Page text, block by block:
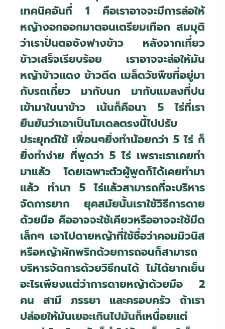
เทคนิคอันที่ 1 คือเราอาจจะมีการล่อให้
หญ้างอกออกมาตอนเตรียมเทือก สมมุติ
ว่าเราปั่นตอซังฟางข้าว หลังจากเกี่ยว
ข้าวเสร็จเรียบร้อย เราอาจจะล่อให้มัน
หญ้าข้าวแดง ข้าวดีด เมล็ดวัชพืชที่อยู่มา
กับรถเกี่ยว มากับนก มากับแมลงที่ปน
เข้ามาในนาข้าว เน้นก็คือนา 5 ไร่ที่เรา
ยืนยันว่าเอาเป็นโมเดลตรงนี้ไปปรับ
ประยุกต์ใช้ เพื่อนๆยิ่งทำน้อยกว่า 5 ไร่ ก็
ยิ่งทำง่าย ที่พูดว่า 5 ไร่ เพราะเราเคยทำ
มาแล้ว โดยเฉพาะตัวผู้พูดก็ได้เคยทำมา
แล้ว ทำนา 5 ไร่แล้วสามารถที่จะบริหาร
จัดการยาก ยุคสมัยนั้นเราใช้วิธีการดาย
ด้วยมือ คืออาจจะใช้เคียวหรืออาจจะใช้มีด
เล็กๆ เอาไปดายหญ้าที่ใช้ชื่อว่าคอมมิวนิส
หรือหญ้าผักพริกด้วยการถอนก็สามารถ
บริหารจัดการด้วยวิธีกนได้ ไม่ได้ยากเย็น
อะไรเพียงแต่ว่าการดายหญ้าด้วยมือ 2
คน สามี ภรรยา และครอบครัว ถ้าเรา
ปล่อยให้มันเยอะเกินไปมันก็เหนื่อยแต่